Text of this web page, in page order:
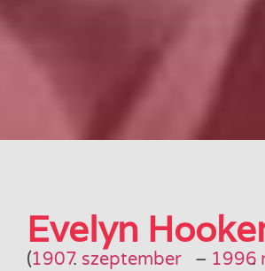
Evelyn
(1907. szeptember
– 1996
.